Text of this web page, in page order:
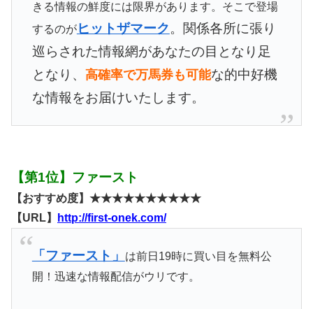
きる情報の鮮度には限界があります。そこで登場
するのがヒットザマーク。関係各所に張り
巡らされた情報網があなたの目となり足
となり、 高確率で万馬券も可能な的中好機
な情報をお届けいたします。
【第1位】ファースト
【おすすめ度】★★★★★★★★★★
【URL】
http://first-onek.com/
「ファースト」
は前日19時に買い目を無料公
開！迅速な情報配信がウリです。